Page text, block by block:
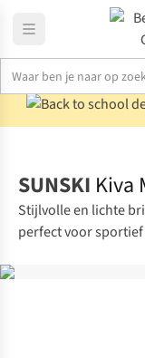
SUNSKI Kiva
Stijlvolle en lichte
perfect voor